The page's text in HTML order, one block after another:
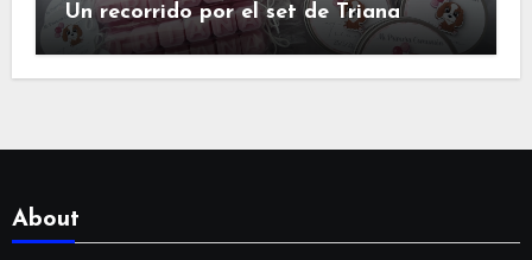
Un recorrido por el set de Triana
About